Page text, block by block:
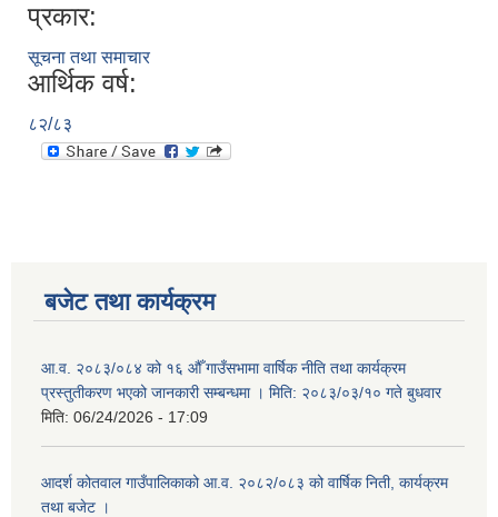
प्रकार:
सूचना तथा समाचार
आर्थिक वर्ष:
८२/८३
बजेट तथा कार्यक्रम
आ.व. २०८३/०८४ को १६ औँ गाउँसभामा वार्षिक नीति तथा कार्यक्रम
प्रस्तुतीकरण भएको जानकारी सम्बन्धमा । मिति: २०८३/०३/१० गते बुधवार
मिति: 06/24/2026 - 17:09
आदर्श कोतवाल गाउँपालिकाको आ.व. २०८२/०८३ को वार्षिक निती, कार्यक्रम
तथा बजेट ।